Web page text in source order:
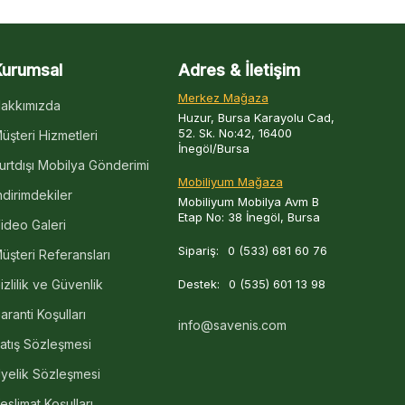
Hizmetleri
Mobilya Gönderimi
Galeri
Referansları
ve Güvenlik
Koşulları
Sözleşmesi
Sözleşmesi
Adres & İletişim
Merkez Mağaza
Huzur, Bursa Karayolu Cad,
52. Sk. No:42, 16400
İnegöl/Bursa
Mobiliyum Mağaza
Mobiliyum Mobilya Avm B
Etap No: 38 İnegöl, Bursa
Sipariş: 0 (533) 681 60 76
Destek: 0 (535) 601 13 98
info@savenis.com